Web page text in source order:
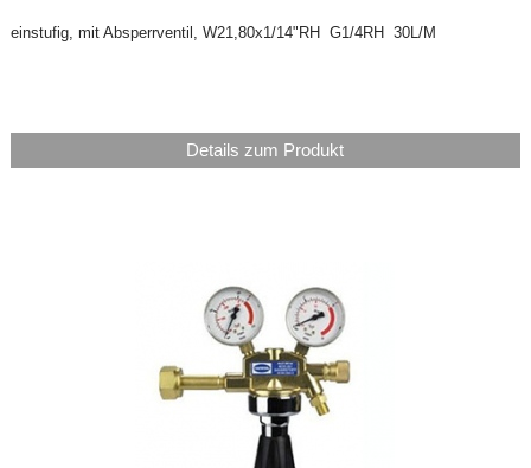
einstufig, mit Absperrventil, W21,80x1/14"RH G1/4RH 30L/M
Details zum Produkt